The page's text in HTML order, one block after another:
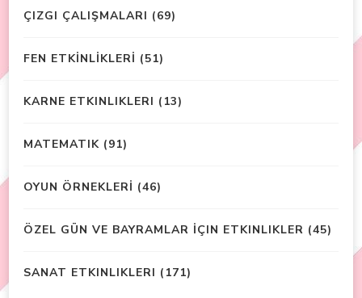
ÇIZGI ÇALIŞMALARI (69)
FEN ETKİNLİKLERİ (51)
KARNE ETKINLIKLERI (13)
MATEMATIK (91)
OYUN ÖRNEKLERİ (46)
ÖZEL GÜN VE BAYRAMLAR İÇIN ETKINLIKLER (45)
SANAT ETKINLIKLERI (171)